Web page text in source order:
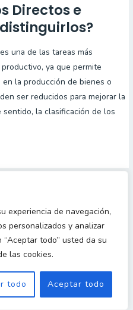
experiencia de navegación,
personalizados y analizar
todo” usted da su
las cookies.
todo Aceptar todo
Directos e
una de las tareas más
ya que permite
la producción de bienes o
ser reducidos para mejorar la
la clasificación de los